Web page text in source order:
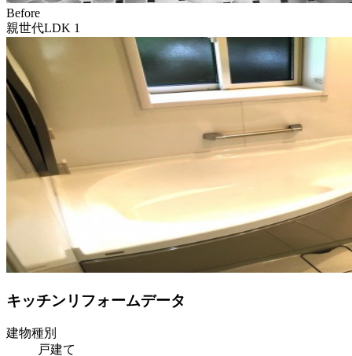
Before
親世代LDK 1
キッチンリフォームデータ
建物種別
戸建て